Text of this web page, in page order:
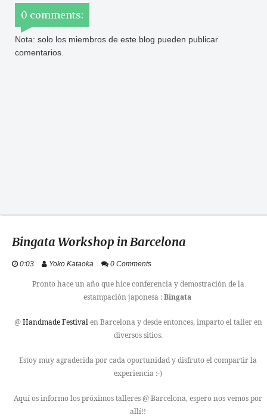
0 comments:
Nota: solo los miembros de este blog pueden publicar
comentarios.
Bingata Workshop in Barcelona
0:03 Yoko Kataoka 0 Comments
Pronto hace un año que hice conferencia y demostración de la
estampación japonesa :Bingata
@Handmade Festivalen Barcelona y desde entonces, imparto el taller en
diversos sitios.
Estoy muy agradecida por cada oportunidad y disfruto el compartir la
experiencia :-)
Aquí os informo los próximos talleres @ Barcelona, espero nos vemos por
allí!!